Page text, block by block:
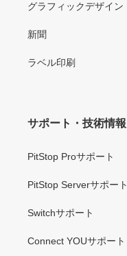
グラフィックデザイン
新聞
ラベル印刷
サポート・技術情報
PitStop Proサポート
PitStop Serverサポート
Switchサポート
Connect YOUサポート